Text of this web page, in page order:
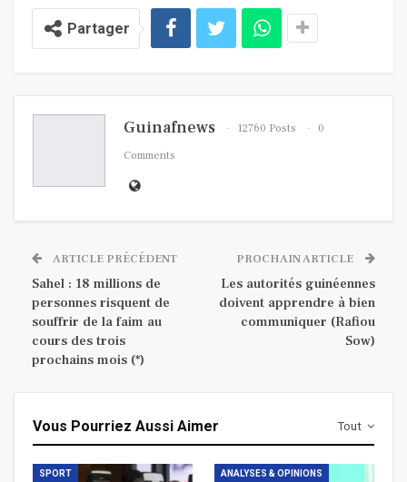
Partager
Guinafnews 12760 Posts
0
Comments
ARTICLE PRÉCÉDENT
Sahel : 18 millions de
personnes risquent de
souffrir de la faim au
cours des trois
prochains mois (*)
PROCHAIN ARTICLE
Les autorités guinéennes
doivent apprendre à bien
communiquer (Rafiou
Sow)
Tout
Vous Pourriez Aussi Aimer
SPORT ANALYSES & OPINIONS